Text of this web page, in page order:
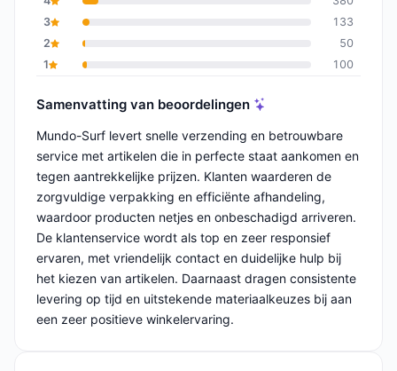
3
133
2
50
1
100
Samenvatting van beoordelingen
Mundo-Surf levert snelle verzending en betrouwbare
service met artikelen die in perfecte staat aankomen en
tegen aantrekkelijke prijzen. Klanten waarderen de
zorgvuldige verpakking en efficiënte afhandeling,
waardoor producten netjes en onbeschadigd arriveren.
De klantenservice wordt als top en zeer responsief
ervaren, met vriendelijk contact en duidelijke hulp bij
het kiezen van artikelen. Daarnaast dragen consistente
levering op tijd en uitstekende materiaalkeuzes bij aan
een zeer positieve winkelervaring.